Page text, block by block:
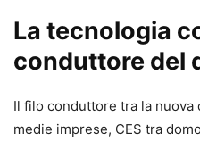
La tecnologia
conduttore del
Il filo conduttore tra la
medie imprese, CES tra